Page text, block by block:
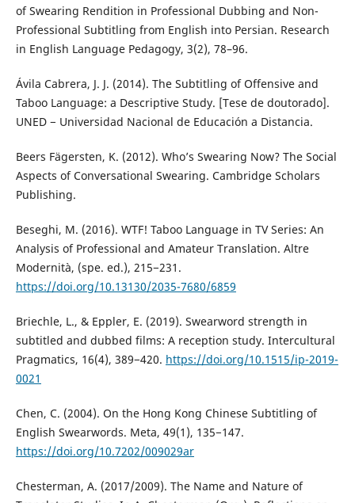
of Swearing Rendition in Professional Dubbing and Non-
Professional Subtitling from English into Persian. Research
in English Language Pedagogy, 3(2), 78–96.
Ávila Cabrera, J. J. (2014). The Subtitling of Offensive and
Taboo Language: a Descriptive Study. [Tese de doutorado].
UNED − Universidad Nacional de Educación a Distancia.
Beers Fägersten, K. (2012). Who’s Swearing Now? The Social
Aspects of Conversational Swearing. Cambridge Scholars
Publishing.
Beseghi, M. (2016). WTF! Taboo Language in TV Series: An
Analysis of Professional and Amateur Translation. Altre
Modernità, (spe. ed.), 215−231.
https://doi.org/10.13130/2035-7680/6859
Briechle, L., & Eppler, E. (2019). Swearword strength in
subtitled and dubbed films: A reception study. Intercultural
Pragmatics, 16(4), 389−420. https://doi.org/10.1515/ip-2019-
0021
Chen, C. (2004). On the Hong Kong Chinese Subtitling of
English Swearwords. Meta, 49(1), 135−147.
https://doi.org/10.7202/009029ar
Chesterman, A. (2017/2009). The Name and Nature of